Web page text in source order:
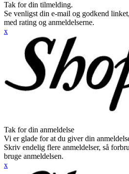
Tak for din tilmelding.
Se venligst din e-mail og godkend
med rating og anmeldelserne.
x
Tak for din anmeldelse
Vi er glade for at du giver din
Skriv endelig flere anmeldelser, så
bruge anmeldelsen.
x